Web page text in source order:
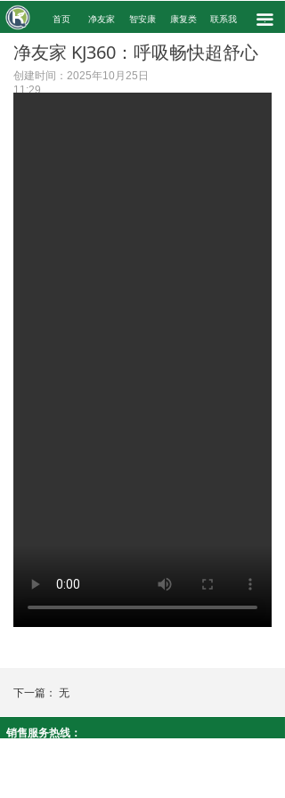
끀
. 首页 净友家 智安康 康复类 联系我 .
净友家 KJ360：呼吸畅快超舒心
创建时间： 2025年10月25日
11:29
下一篇： 无
销售服务热线：